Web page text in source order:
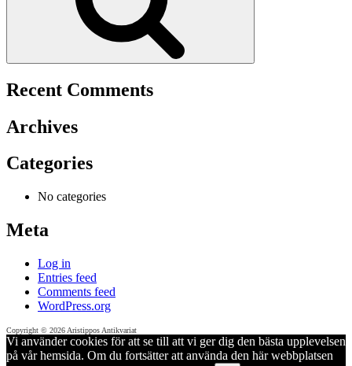
Recent Comments
Archives
Categories
No categories
Meta
Log in
Entries feed
Comments feed
WordPress.org
Copyright © 2026 Aristippos Antikvariat
Vi använder cookies för att se till att vi ger dig den bästa upplevelsen
på vår hemsida. Om du fortsätter att använda den här webbplatsen